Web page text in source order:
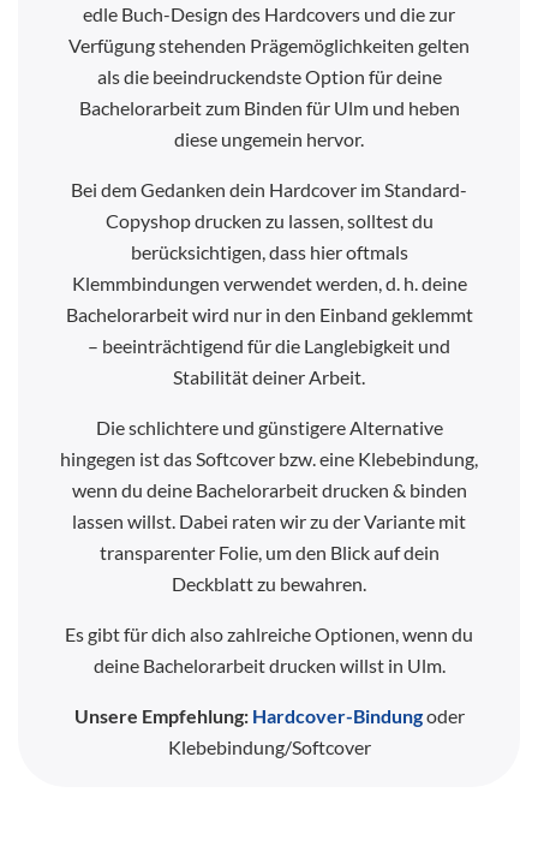
edle Buch-Design des Hardcovers und die zur
Verfügung stehenden Prägemöglichkeiten gelten
als die beeindruckendste Option für deine
Bachelorarbeit zum Binden für Ulm und heben
diese ungemein hervor.
Bei dem Gedanken dein Hardcover im Standard-
Copyshop drucken zu lassen, solltest du
berücksichtigen, dass hier oftmals
Klemmbindungen verwendet werden, d. h. deine
Bachelorarbeit wird nur in den Einband geklemmt
– beeinträchtigend für die Langlebigkeit und
Stabilität deiner Arbeit.
Die schlichtere und günstigere Alternative
hingegen ist das Softcover bzw. eine Klebebindung,
wenn du deine Bachelorarbeit drucken & binden
lassen willst. Dabei raten wir zu der Variante mit
transparenter Folie, um den Blick auf dein
Deckblatt zu bewahren.
Es gibt für dich also zahlreiche Optionen, wenn du
deine Bachelorarbeit drucken willst in Ulm.
Unsere Empfehlung: Hardcover-Bindungoder
Klebebindung/Softcover